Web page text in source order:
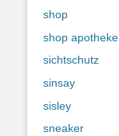
shop
shop apotheke
sichtschutz
sinsay
sisley
sneaker